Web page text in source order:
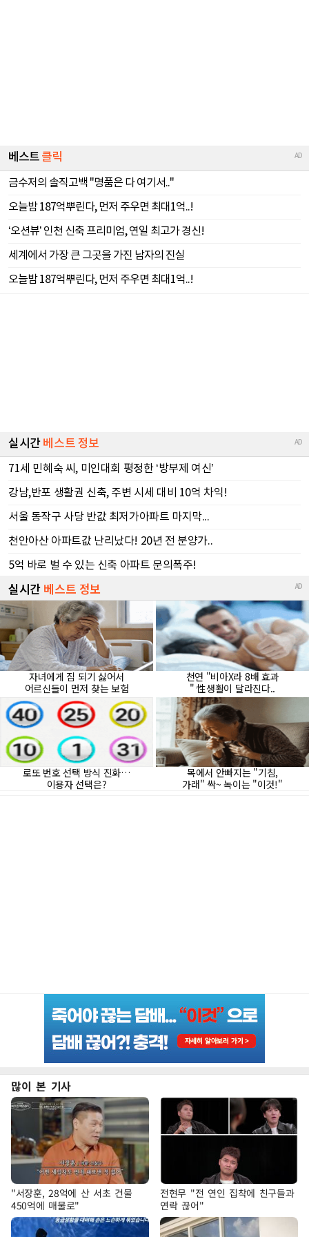
많이 본 기사
"서장훈, 28억에 산 서초 건물
450억에 매물로"
전현무 "전 연인 집착에 친구들과
연락 끊어"